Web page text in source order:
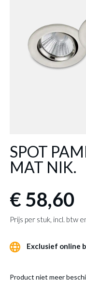
SPOT
MAT NIK.
€ 58,60
Prijs per stuk, incl. btw
Exclusief online
Product niet meer